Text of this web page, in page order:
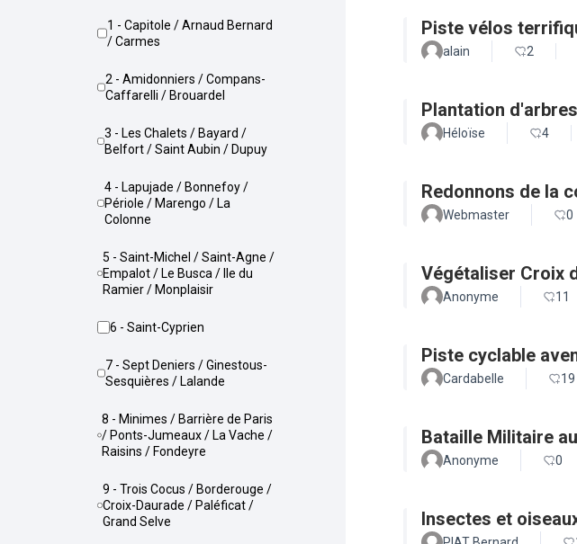
1 - Capitole / Arnaud Bernard
/ Carmes
2 - Amidonniers / Compans-
Caffarelli / Brouardel
3 - Les Chalets / Bayard /
Belfort / Saint Aubin / Dupuy
4 - Lapujade / Bonnefoy /
Périole / Marengo / La
Colonne
5 - Saint-Michel / Saint-Agne /
Empalot / Le Busca / Ile du
Ramier / Monplaisir
6 - Saint-Cyprien
7 - Sept Deniers / Ginestous-
Sesquières / Lalande
8 - Minimes / Barrière de Paris
/ Ponts-Jumeaux / La Vache /
Raisins / Fondeyre
9 - Trois Cocus / Borderouge /
Croix-Daurade / Paléficat /
Grand Selve
Piste vélos
alain 2
Plantation
Héloïse 4
Redonnons de la
Webmaster 0
Végétaliser Croix
Anonyme 11
Piste cyclable
Cardabelle 19
Bataille Militaire
Anonyme 0
Insectes et